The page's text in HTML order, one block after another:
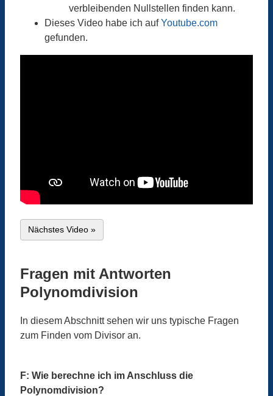
verbleibenden Nullstellen finden kann.
Dieses Video habe ich aufYoutube.com
gefunden.
Nächstes Video »
Fragen mit Antworten
Polynomdivision
In diesem Abschnitt sehen wir uns typische Fragen
zum Finden vom Divisor an.
F: Wie berechne ich im Anschluss die
Polynomdivision?